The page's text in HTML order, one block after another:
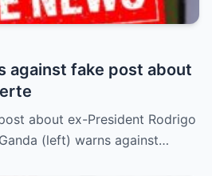
against fake post about
about ex-President Rodrigo
(left) warns against…